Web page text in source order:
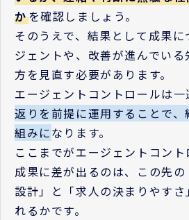
かを確認しましょう。
そのうえで、結果として成果に
ジェントや、改善が進んでいる
方を見直す必要があります。
エージェントコントロールは一
返りを前提に運用することで
組みになります。
ここまでがエージェントコント
成果に差が出るのは、この先
設計」と「求人の決まりやす
れるかです。